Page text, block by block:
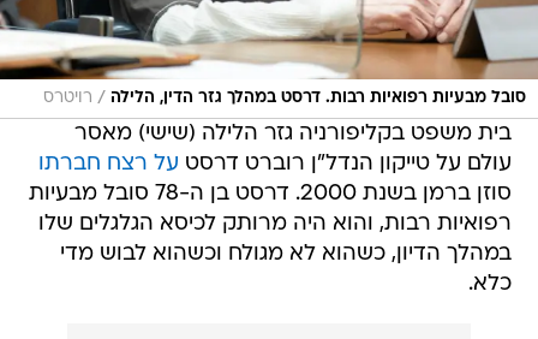
סובל מבעיות רפואיות רבות. דרסט במהלך גזר הדין, הלילה / רויטרס
בית משפט בקליפורניה גזר הלילה (שישי) מאסר
עולם על טייקון הנדל"ן רוברט דרסט על רצח חברתו
סוזן ברמן בשנת 2000. דרסט בן ה-78 סובל מבעיות
רפואיות רבות, והוא היה מרותק לכיסא הגלגלים שלו
במהלך הדיון, כשהוא לא מגולח וכשהוא לבוש מדי
כלא.